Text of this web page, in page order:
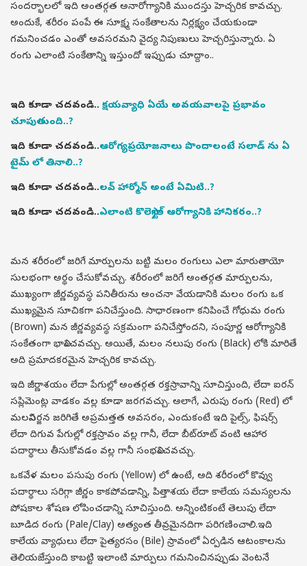
సందర్భాలలో ఇది అంతర్గత అనారోగ్యానికి ముందస్తు హెచ్చరిక కావచ్చు.
అందుకే, శరీరం పంపే ఈ సూక్ష్మ సంకేతాలను నిర్లక్ష్యం చేయకుండా
గమనించడం ఎంతో అవసరమని వైద్య నిపుణులు హెచ్చరిస్తున్నారు. ఏ
రంగు ఎలాంటి సంకేతాన్ని ఇస్తుందో ఇప్పుడు చూద్దాం..
ఇది కూడా చదవండి.. క్షయవ్యాధి ఏయే అవయవాలపై ప్రభావం
చూపుతుంది..?
ఇది కూడా చదవండి..ఆరోగ్యప్రయోజనాలు పొందాలంటే సలాడ్ ను ఏ
టైమ్ లో తినాలి..?
ఇది కూడా చదవండి..లవ్ హార్మోన్ అంటే ఏమిటి..?
ఇది కూడా చదవండి..ఎలాంటి కొలెస్ట్రాల్ ఆరోగ్యానికి హానికరం..?
మన శరీరంలో జరిగే మార్పులను బట్టి మలం రంగులు ఎలా మారుతాయో
సులభంగా అర్థం చేసుకోవచ్చు. శరీరంలో జరిగే అంతర్గత మార్పులను,
ముఖ్యంగా జీర్ణవ్యవస్థ పనితీరును అంచనా వేయడానికి మలం రంగు ఒక
ముఖ్యమైన సూచికగా పనిచేస్తుంది. సాధారణంగా కనిపించే గోధుమ రంగు
(Brown) మన జీర్ణవ్యవస్థ సక్రమంగా పనిచేస్తోందని, సంపూర్ణ ఆరోగ్యానికి
సంకేతంగా భావించవచ్చు. అయితే, మలం నలుపు రంగు (Black) లోకి మారితే
అది ప్రమాదకరమైన హెచ్చరిక కావచ్చు.
ఇది జీర్ణాశయం లేదా పేగుల్లో అంతర్గత రక్తస్రావాన్ని సూచిస్తుంది, లేదా ఐరన్
సప్లిమెంట్ల వాడకం వల్ల కూడా జరగవచ్చు. అలాగే, ఎరుపు రంగు (Red) లో
మలవిసర్జన జరిగితే అప్రమత్తత అవసరం, ఎందుకంటే ఇది పైల్స్, ఫిషర్స్
లేదా దిగువ పేగుల్లో రక్తస్రావం వల్ల గానీ, లేదా బీట్‌రూట్ వంటి ఆహార
పదార్థాలు తీసుకోవడం వల్ల గానీ సంభవించవచ్చు.
ఒకవేళ మలం పసుపు రంగు (Yellow) లో ఉంటే, అది శరీరంలో కొవ్వు
పదార్థాలు సరిగ్గా జీర్ణం కాకపోవడాన్ని, పిత్తాశయ లేదా కాలేయ సమస్యలను
పోషకాల శోషణ లోపించడాన్ని సూచిస్తుంది. అన్నింటికంటే తెలుపు లేదా
బూడిద రంగు (Pale/Clay) అత్యంత తీవ్రమైనదిగా పరిగణించాలి.ఇది
కాలేయ వ్యాధులు లేదా పైత్యరసం (Bile) స్రావంలో ఏర్పడిన ఆటంకాలను
తెలియజేస్తుంది కాబట్టి ఇలాంటి మార్పులు గమనించినప్పుడు వెంటనే